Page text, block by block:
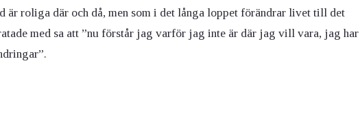
är roliga där och då, men som i det långa loppet förändrar livet till det
med sa att ”nu förstår jag varför jag inte är där jag vill vara, jag har